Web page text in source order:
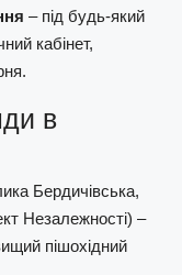
– під будь-який
кабінет,
в
Бердичівська,
Незалежності) –
пішохідний